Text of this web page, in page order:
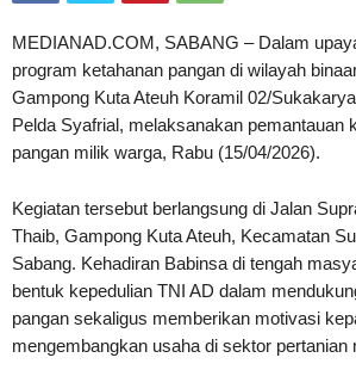
MEDIANAD.COM, SABANG – Dalam
program ketahanan pangan di wilayah
Gampong Kuta Ateuh Koramil 02/
Pelda Syafrial, melaksanakan pemantauan
pangan milik warga, Rabu (15/04/2026).
Kegiatan tersebut berlangsung di Jalan
Thaib, Gampong Kuta Ateuh, Kecamatan
Sabang. Kehadiran Babinsa di tengah
bentuk kepedulian TNI AD dalam
pangan sekaligus memberikan motivasi
mengembangkan usaha di sektor pertanian